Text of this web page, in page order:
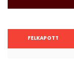
FELKAPOTT